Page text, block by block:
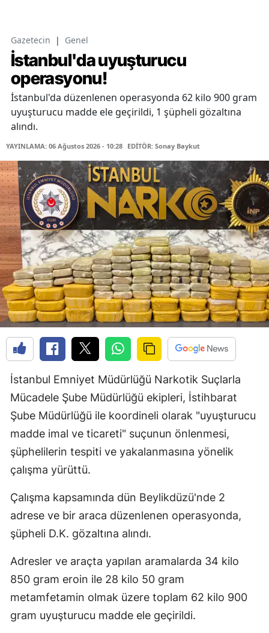
Gazetecin | Genel
İstanbul'da uyuşturucu
operasyonu!
İstanbul'da düzenlenen operasyonda 62 kilo 900 gram
uyuşturucu madde ele geçirildi, 1 şüpheli gözaltına
alındı.
YAYINLAMA: 06 Ağustos 2026 - 10:28 EDİTÖR: Sonay Baykut
İstanbul Emniyet Müdürlüğü Narkotik Suçlarla
Mücadele Şube Müdürlüğü ekipleri, İstihbarat
Şube Müdürlüğü ile koordineli olarak "uyuşturucu
madde imal ve ticareti" suçunun önlenmesi,
şüphelilerin tespiti ve yakalanmasına yönelik
çalışma yürüttü.
Çalışma kapsamında dün Beylikdüzü'nde 2
adrese ve bir araca düzenlenen operasyonda,
şüpheli D.K. gözaltına alındı.
Adresler ve araçta yapılan aramalarda 34 kilo
850 gram eroin ile 28 kilo 50 gram
metamfetamin olmak üzere toplam 62 kilo 900
gram uyuşturucu madde ele geçirildi.